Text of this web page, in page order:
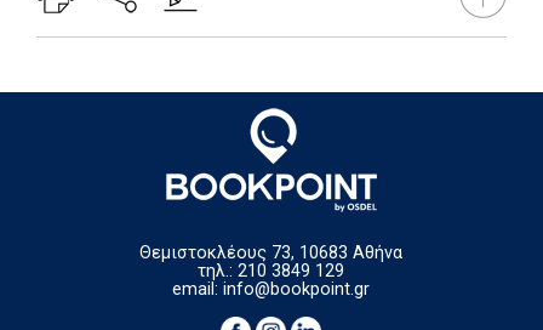
Θεμιστοκλέους 73, 10683 Αθήνα
τηλ.: 210 3849 129
email:info@bookpoint.gr